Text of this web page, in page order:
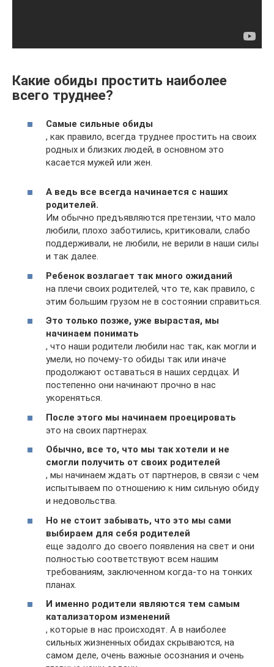
Какие обиды простить наиболее
всего труднее?
Самые сильные обиды
, как правило, всегда труднее простить на своих
родных и близких людей, в основном это
касается мужей или жен.
А ведь все всегда начинается с наших
родителей.
Им обычно предъявляются претензии, что мало
любили, плохо заботились, критиковали, слабо
поддерживали, не любили, не верили в наши силы
и так далее.
Ребенок возлагает так много ожиданий
на плечи своих родителей, что те, как правило, с
этим большим грузом не в состоянии справиться.
Это только позже, уже вырастая, мы
начинаем понимать
, что наши родители любили нас так, как могли и
умели, но почему-то обиды так или иначе
продолжают оставаться в наших сердцах. И
постепенно они начинают прочно в нас
укореняться.
После этого мы начинаем проецировать
это на своих партнерах.
Обычно, все то, что мы так хотели и не
смогли получить от своих родителей
, мы начинаем ждать от партнеров, в связи с чем
испытываем по отношению к ним сильную обиду
и недовольства.
Но не стоит забывать, что это мы сами
выбираем для себя родителей
еще задолго до своего появления на свет и они
полностью соответствуют всем нашим
требованиям, заключенном когда-то на тонких
планах.
И именно родители являются тем самым
катализатором изменений
, которые в нас происходят. А в наиболее
сильных жизненных обидах скрываются, на
самом деле, очень важные осознания и очень